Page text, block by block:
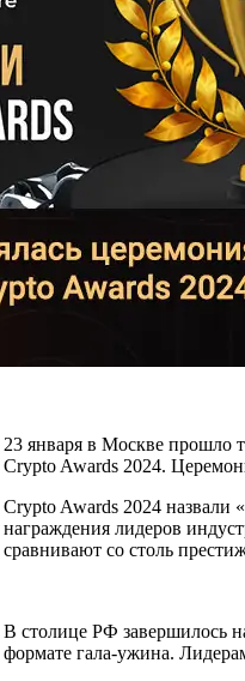
23 января в Москве прошло
Crypto Awards 2024.
Crypto Awards 2024 назвали
награждения лидеров
сравнивают со столь
В столице РФ завершилось
формате гала-ужина.